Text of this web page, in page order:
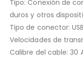
Tipo: Conexión de
duros y otros
Tipo de conector:
Velocidades de
Calibre del cable: 30